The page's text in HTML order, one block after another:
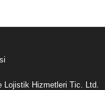
Lojistik Hizmetleri Tic. Ltd.